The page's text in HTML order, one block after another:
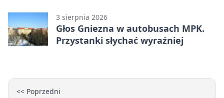
3 sierpnia 2026
Głos Gniezna w autobusach MPK.
Przystanki słychać wyraźniej
<< Poprzedni